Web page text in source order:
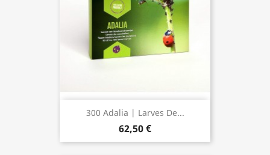
300 Adalia | Larves De...
62,50 €